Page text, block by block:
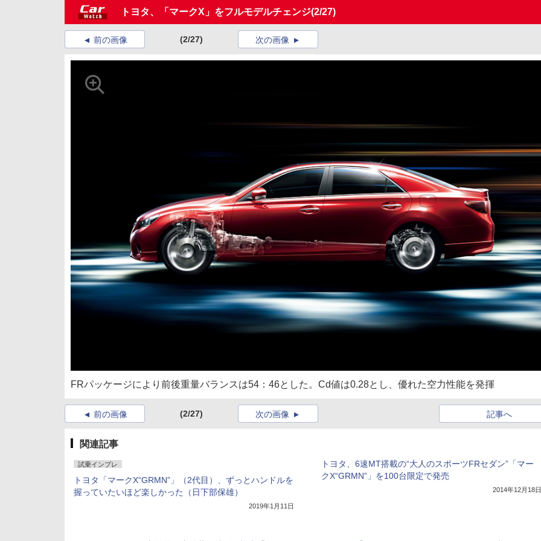
トヨタ、「マークX」をフルモデルチェンジ(2/27)
前の画像 (2/27) 次の画像
FRパッケージにより前後重量バランスは54：46とした。Cd値は0.28とし、優れた空力性能を発揮
前の画像 (2/27) 記事へ
次の画像
関連記事
試乗インプレ
トヨタ「マークX“GRMN”」（2代目）、ずっとハンドルを
握っていたいほど楽しかった（日下部保雄）
2019年1月11日
トヨタ、6速MT搭載の“大人のスポーツFRセダン”「マー
クX“GRMN”」を100台限定で発売
2014年12月18日